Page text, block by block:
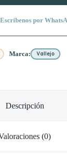
por
Marca: Vallejo
Descripción
(0)